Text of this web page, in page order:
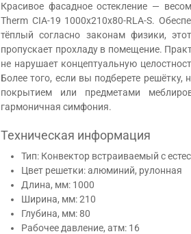
Красивое фасадное остекление —
Therm CIA-19 1000x210x80-RLA-S.
тёплый согласно законам физики,
пропускает прохладу в помещение.
не нарушает концептуальную
Более того, если вы подберете
покрытием или предметами
гармоничная симфония.
Техническая информация
Тип: Конвектор встраиваемый с
Цвет решетки: алюминий, рулонная
Длина, мм: 1000
Ширина, мм: 210
Глубина, мм: 80
Рабочее давление, атм: 16